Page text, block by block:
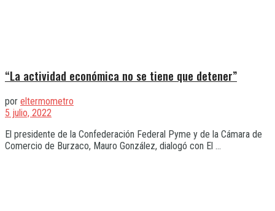
“La actividad económica no se tiene que detener”
por eltermometro
5 julio, 2022
El presidente de la Confederación Federal Pyme y de la Cámara de
Comercio de Burzaco, Mauro González, dialogó con El ...